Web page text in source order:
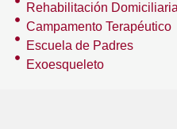
Rehabilitación
Campamento Terapéutico
Escuela de Padres
Exoesqueleto